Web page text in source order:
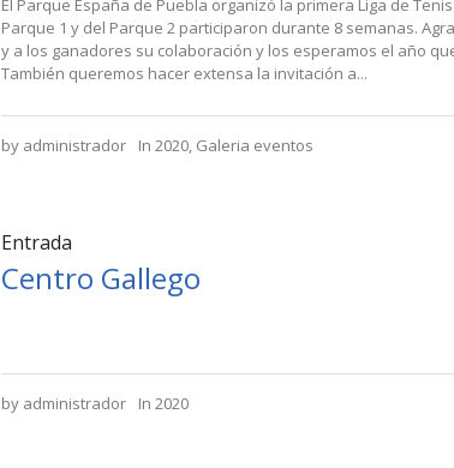
El Parque España de Puebla organizó la primera Liga de
Parque 1 y del Parque 2 participaron durante 8 semanas.
y a los ganadores su colaboración y los esperamos el año
También queremos hacer extensa la invitación a...
by administrador In2020, Galeria eventos
Entrada
Centro Gallego
by administrador In2020